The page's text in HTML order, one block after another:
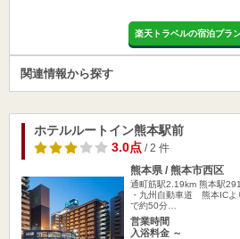
楽天トラベルの宿泊プラ
関連情報から探す
ホテルルートイン熊本駅前
3.0点/ 2 件
熊本県 / 熊本市西区
通町筋駅2.19km 熊本駅
・九州自動車道 熊本IC
で約50分…
営業時間
入浴料金 ～